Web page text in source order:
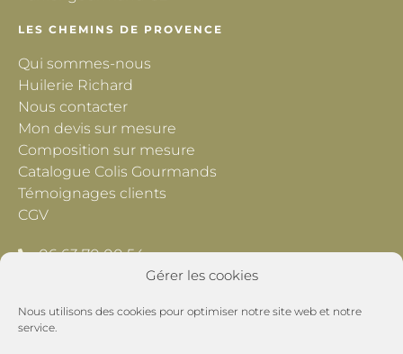
Gérer les cookies
Nous utilisons des cookies pour optimiser notre site web et notre
service.
LES CHEMINS DE PROVENCE
Qui sommes-nous
Huilerie Richard
Nous contacter
Mon devis sur mesure
Composition sur mesure
Catalogue Colis Gourmands
Témoignages clients
CGV
06 63 70 00 54
contact@lescheminsdeprovence.com
Les Chemins de Provence
195 Chemin du Grand Pré